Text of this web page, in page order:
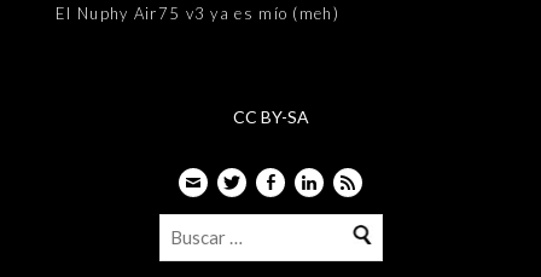
El Nuphy Air75 v3 ya es mío (meh)
CC BY-SA
EmailTwitterFacebook
LinkedIn
Feed